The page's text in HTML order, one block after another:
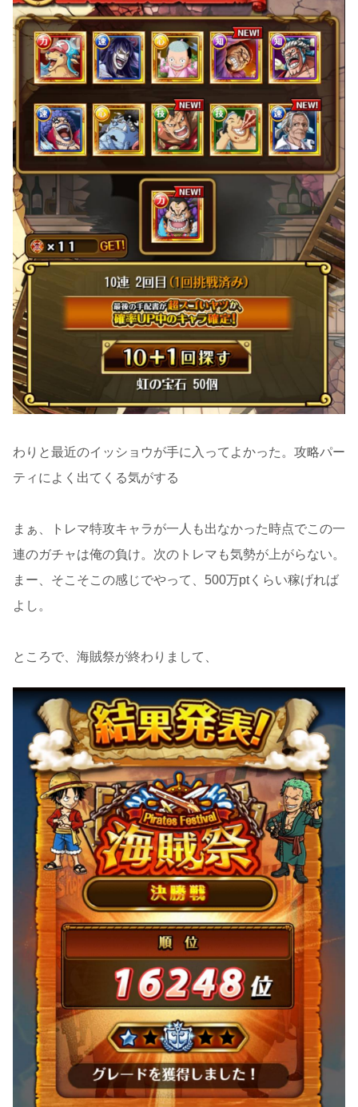
わりと最近のイッショウが手に入ってよかった。攻略パー
ティによく出てくる気がする
まぁ、トレマ特攻キャラが一人も出なかった時点でこの一
連のガチャは俺の負け。次のトレマも気勢が上がらない。
まー、そこそこの感じでやって、500万ptくらい稼げれば
よし。
ところで、海賊祭が終わりまして、